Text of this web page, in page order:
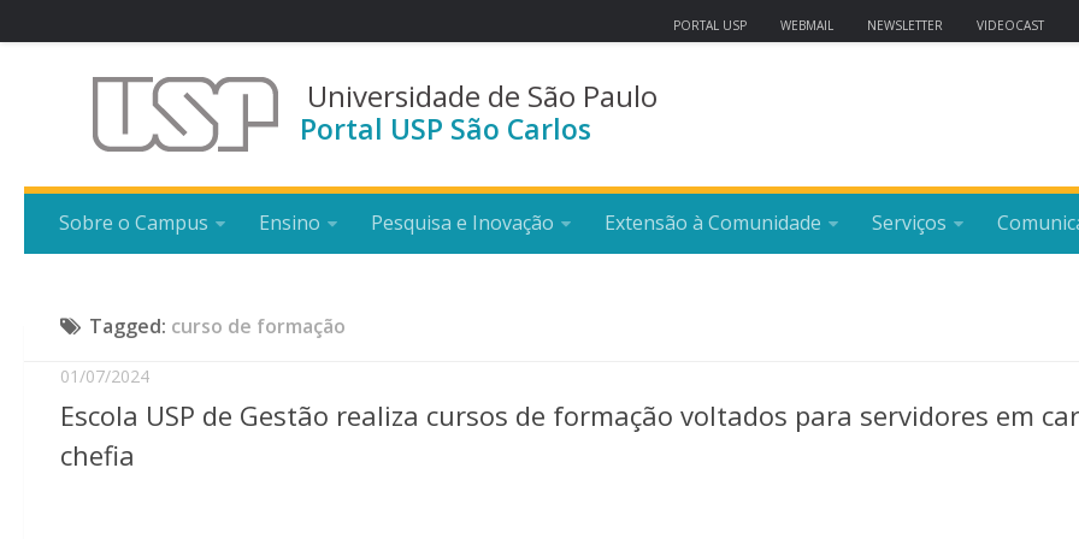
PORTAL USP WEBMAIL NEWSLETTER VIDEOCAST
Universidade de São Paulo
Portal USP São Carlos
Sobre o Campus Ensino Pesquisa e Inovação Extensão à Comunidade Serviços
Tagged: curso de formação
01/07/2024
Escola USP de Gestão realiza cursos de formação voltados para servidores em
chefia